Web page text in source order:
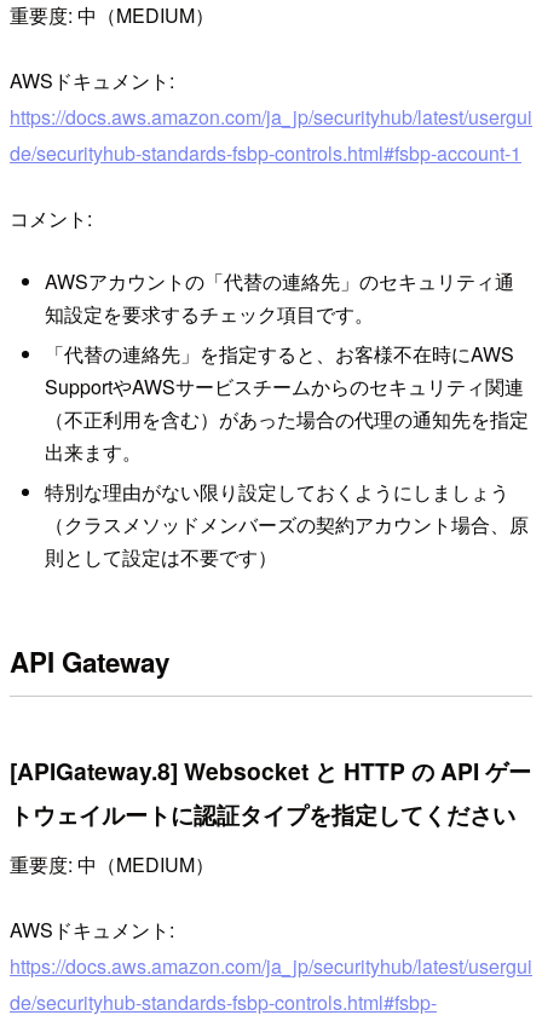
重要度: 中（MEDIUM）
AWSドキュメント:
https://docs.aws.amazon.com/ja_jp/securityhub/latest/usergui
de/securityhub-standards-fsbp-controls.html#fsbp-account-1
コメント:
AWSアカウントの「代替の連絡先」のセキュリティ通
知設定を要求するチェック項目です。
「代替の連絡先」を指定すると、お客様不在時にAWS
SupportやAWSサービスチームからのセキュリティ関連
（不正利用を含む）があった場合の代理の通知先を指定
出来ます。
特別な理由がない限り設定しておくようにしましょう
（クラスメソッドメンバーズの契約アカウント場合、原
則として設定は不要です）
API Gateway
[APIGateway.8] Websocket と HTTP の API ゲー
トウェイルートに認証タイプを指定してください
重要度: 中（MEDIUM）
AWSドキュメント:
https://docs.aws.amazon.com/ja_jp/securityhub/latest/usergui
de/securityhub-standards-fsbp-controls.html#fsbp-